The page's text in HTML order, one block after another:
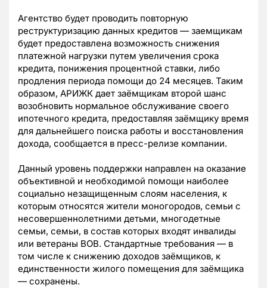
Агентство будет проводить повторную
реструктуризацию данных кредитов — заемщикам
будет предоставлена возможность снижения
платежной нагрузки путем увеличения срока
кредита, понижения процентной ставки, либо
продления периода помощи до 24 месяцев. Таким
образом, АРИЖК дает заёмщикам второй шанс
возобновить нормальное обслуживание своего
ипотечного кредита, предоставляя заёмщику время
для дальнейшего поиска работы и восстановления
дохода, сообщается в пресс-релизе компании.
Данный уровень поддержки направлен на оказание
объективной и необходимой помощи наиболее
социально незащищенным слоям населения, к
которым относятся жители моногородов, семьи с
несовершеннолетними детьми, многодетные
семьи, семьи, в состав которых входят инвалиды
или ветераны ВОВ. Стандартные требования — в
том числе к снижению доходов заёмщиков, к
единственности жилого помещения для заёмщика
— сохранены.